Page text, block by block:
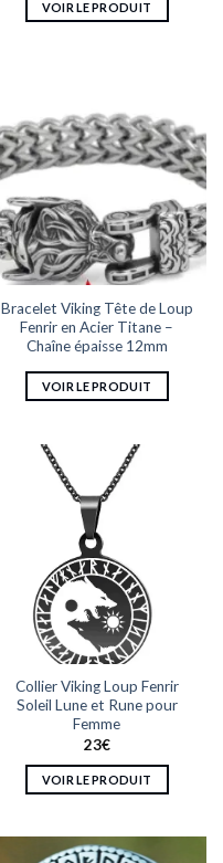
VOIR LE PRODUIT
variations.
Les
options
être
choisies
sur
la
page
du
produit
Bracelet Viking Tête de Loup
Fenrir en Acier Titane –
Chaîne épaisse 12mm
VOIR LE PRODUIT
Collier Viking Loup Fenrir
Soleil Lune et Rune pour
Femme
23€
VOIR LE PRODUIT
a